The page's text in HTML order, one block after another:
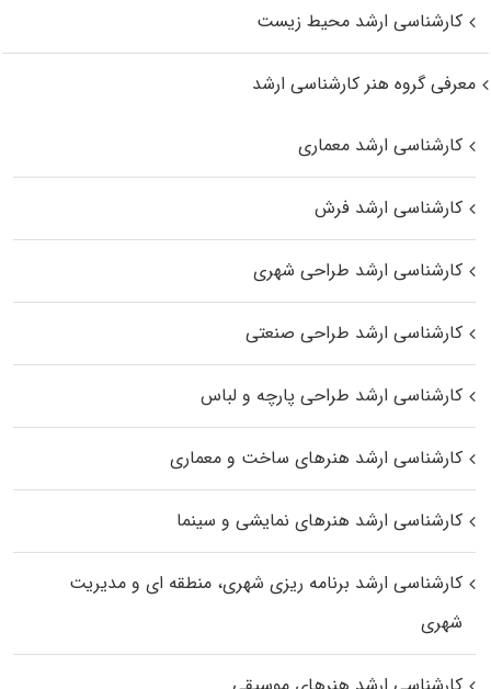
کارشناسی ارشد محیط زیست
معرفی گروه هنر کارشناسی ارشد
کارشناسی ارشد معماری
کارشناسی ارشد فرش
کارشناسی ارشد طراحی شهری
کارشناسی ارشد طراحی صنعتی
کارشناسی ارشد طراحی پارچه و لباس
کارشناسی ارشد هنرهای ساخت و معماری
کارشناسی ارشد هنرهای نمایشی و سینما
کارشناسی ارشد برنامه ریزی شهری، منطقه‌ ای و مدیریت
شهری